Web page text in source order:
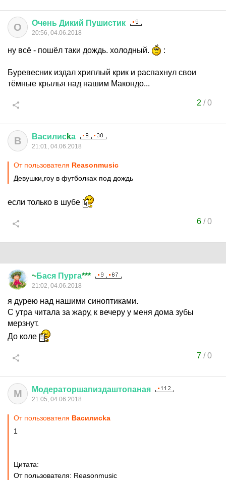
О Очень Дикий Пушистик
20:56, 04.06.2018
ну всё - пошёл таки дождь. холодный. :
Буревесник издал хриплый крик и распахнул свои
тёмные крылья над нашим Макондо...
2 /0
В Василисkа
21:01, 04.06.2018
От пользователя Reasonmusic
Девушки,гоу в футболках под дождь
если только в шубе
6/0
~Бася Пурга***
21:02, 04.06.2018
я дурею над нашими синоптиками.
С утра читала за жару, к вечеру у меня дома зубы
мерзнут.
До коле
7/0
М Модераторшапиздаштопаная
21:05, 04.06.2018
От пользователя Василисkа
1
Цитата:
От пользователя: Reasonmusic